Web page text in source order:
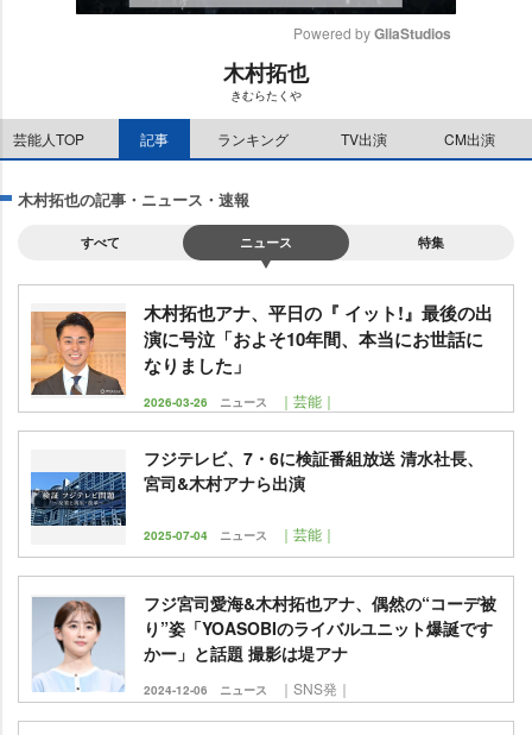
e
Powered by GliaStudios
木村拓也
きむらたく
芸能人TOP 記事 ランキング TV出演 CM出演
木村拓也の記事・ニュース・速報
すべて ニュース 特集
木村拓也アナ、平日の『 イット!』最後の出
演に号泣「およそ10年間、本当にお世話に
なりました」
2026-03-26 ニュース ｜芸能｜
フジテレビ、7・6に検証番組放送 清水社長、
宮司&木村アナら出演
2025-07-04 ニュース ｜芸能｜
フジ宮司愛海&木村拓也アナ、偶然の“コーデ被
り”姿「YOASOBIのライバルユニット爆誕です
かー」と話題 撮影は堤アナ
2024-12-06 ニュース ｜SNS発｜